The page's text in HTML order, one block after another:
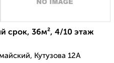
срок, 36м², 4/10 этаж
Кутузова 12А